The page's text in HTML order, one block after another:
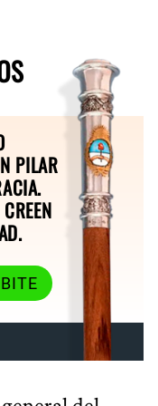
PILAR